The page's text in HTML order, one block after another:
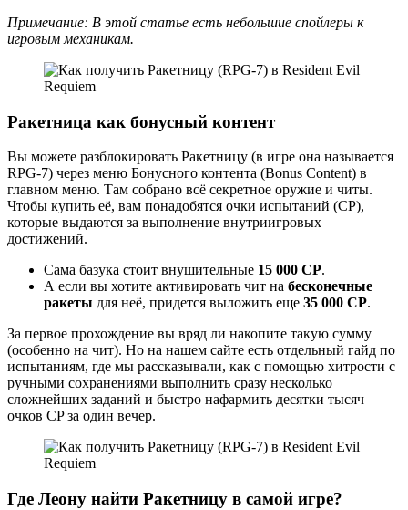
Примечание: В этой статье есть небольшие спойлеры к
игровым механикам.
Ракетница как бонусный контент
Вы можете разблокировать Ракетницу (в игре она называется
RPG-7) через меню Бонусного контента (Bonus Content) в
главном меню. Там собрано всё секретное оружие и читы.
Чтобы купить её, вам понадобятся очки испытаний (CP),
которые выдаются за выполнение внутриигровых
достижений.
Сама базука стоит внушительные 15 000 CP.
А если вы хотите активировать чит на бесконечные
ракеты для неё, придется выложить еще 35 000 CP.
За первое прохождение вы вряд ли накопите такую сумму
(особенно на чит). Но на нашем сайте есть отдельный гайд по
испытаниям, где мы рассказывали, как с помощью хитрости с
ручными сохранениями выполнить сразу несколько
сложнейших заданий и быстро нафармить десятки тысяч
очков CP за один вечер.
Где Леону найти Ракетницу в самой игре?